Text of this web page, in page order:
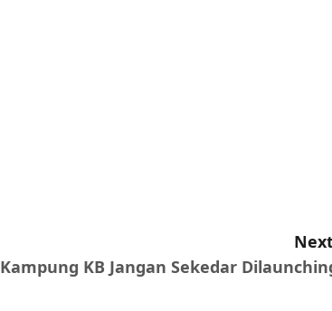
Kampung KB Jangan Sekedar